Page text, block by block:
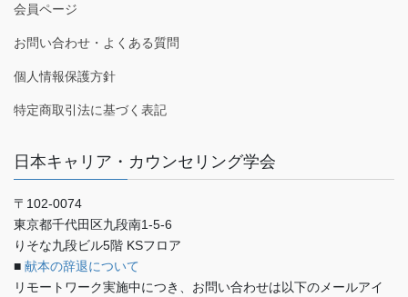
会員ページ
お問い合わせ・よくある質問
個人情報保護方針
特定商取引法に基づく表記
日本キャリア・カウンセリング学会
〒102-0074
東京都千代田区九段南1-5-6
りそな九段ビル5階 KSフロア
■ 献本の辞退について
リモートワーク実施中につき、お問い合わせは以下のメールアイ